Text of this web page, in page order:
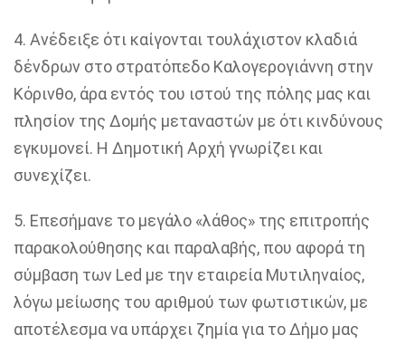
4. Ανέδειξε ότι καίγονται τουλάχιστον κλαδιά
δένδρων στο στρατόπεδο Καλογερογιάννη στην
Κόρινθο, άρα εντός του ιστού της πόλης μας και
πλησίον της Δομής μεταναστών με ότι κινδύνους
εγκυμονεί. Η Δημοτική Αρχή γνωρίζει και
συνεχίζει.
5. Επεσήμανε το μεγάλο «λάθος» της επιτροπής
παρακολούθησης και παραλαβής, που αφορά τη
σύμβαση των Led με την εταιρεία Μυτιληναίος,
λόγω μείωσης του αριθμού των φωτιστικών, με
αποτέλεσμα να υπάρχει ζημία για το Δήμο μας